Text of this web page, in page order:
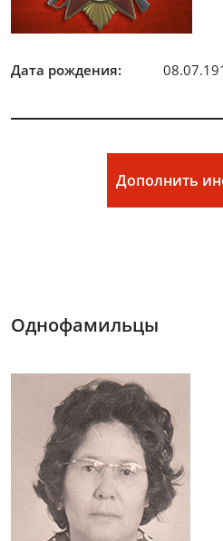
Дата рождения:
Дополнить
Однофамильцы